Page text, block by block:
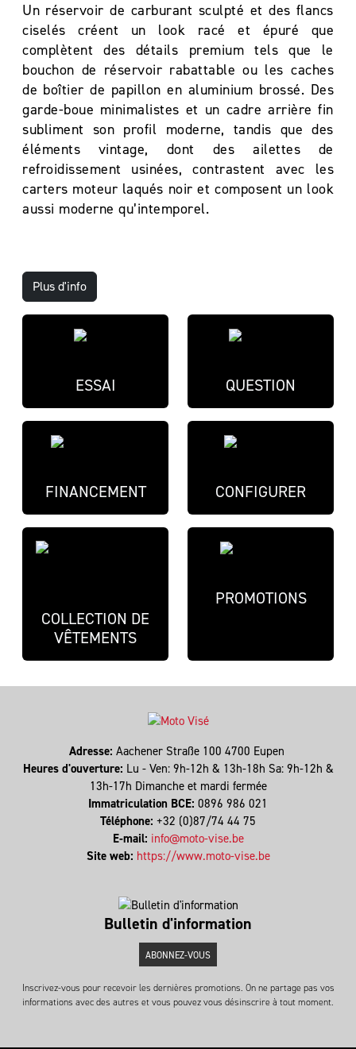
Un réservoir de carburant sculpté et des flancs
ciselés créent un look racé et épuré que
complètent des détails premium tels que le
bouchon de réservoir rabattable ou les caches
de boîtier de papillon en aluminium brossé. Des
garde-boue minimalistes et un cadre arrière fin
subliment son profil moderne, tandis que des
éléments vintage, dont des ailettes de
refroidissement usinées, contrastent avec les
carters moteur laqués noir et composent un look
aussi moderne qu’intemporel.
Plus d'info
ESSAI QUESTION
FINANCEMENT CONFIGURER
COLLECTION DE
VÊTEMENTS
PROMOTIONS
Adresse: Aachener Straße 100 4700 Eupen
Heures d'ouverture: Lu - Ven: 9h-12h & 13h-18h Sa: 9h-12h &
13h-17h Dimanche et mardi fermée
Immatriculation BCE: 0896 986 021
Téléphone: +32 (0)87/74 44 75
E-mail: info@moto-vise.be
Site web: https://www.moto-vise.be
Bulletin d'information
ABONNEZ-VOUS
Inscrivez-vous pour recevoir les dernières promotions. On ne partage pas vos
informations avec des autres et vous pouvez vous désinscrire à tout moment.